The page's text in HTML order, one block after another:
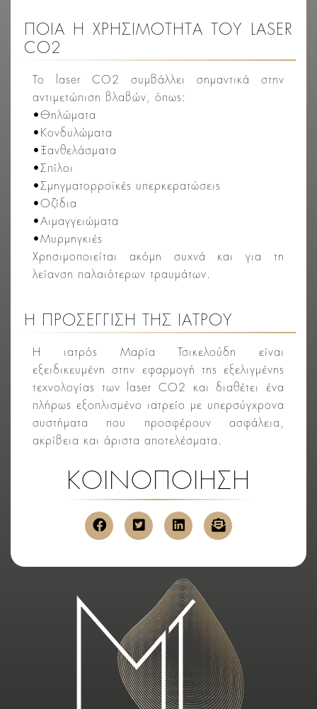
ΠΟΙΑ Η ΧΡΗΣΙΜΟΤΗΤΑ ΤΟΥ LASER
CO2
Το laser CO2 συμβάλλει σημαντικά στην
αντιμετώπιση βλαβών, όπως:
•Θηλώματα
•Κονδυλώματα
•Ξανθελάσματα
•Σπίλοι
•Σμηγματορροϊκές υπερκερατώσεις
•Οζίδια
•Αιμαγγειώματα
•Μυρμηγκιές
Χρησιμοποιείται ακόμη συχνά και για τη
λείανση παλαιότερων τραυμάτων.
Η ΠΡΟΣΕΓΓΙΣΗ ΤΗΣ ΙΑΤΡΟΥ
Η ιατρός Μαρία Τσικελούδη είναι
εξειδικευμένη στην εφαρμογή της εξελιγμένης
τεχνολογίας των laser CO2 και διαθέτει ένα
πλήρως εξοπλισμένο ιατρείο με υπερσύγχρονα
συστήματα που προσφέρουν ασφάλεια,
ακρίβεια και άριστα αποτελέσματα.
ΚΟΙΝΟΠΟΙΗΣΗ
κοινοποίηση στο facebook
κοινοποίηση στο twitter
κοινοποίηση στο
αποστολή